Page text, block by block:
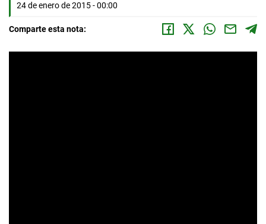
24 de enero de 2015 - 00:00
Comparte esta nota: